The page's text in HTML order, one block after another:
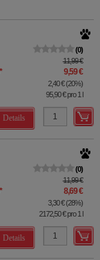
0
11,99 €
* 9,59 €
2,40 €(20%)
95,90 €pro 1 l
Details
0
11,99 €
* 8,69 €
3,30 €(28%)
2172,50 €pro 1 l
Details